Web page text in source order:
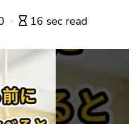
16 sec read